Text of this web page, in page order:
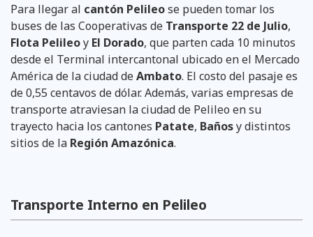
Para llegar al cantón Pelileose pueden tomar los
buses de las Cooperativas de Transporte 22 de Julio,
Flota Pelileoy El Dorado, que parten cada 10 minutos
desde el Terminal intercantonal ubicado en el Mercado
América de la ciudad deAmbato. El costo del pasaje es
de 0,55 centavos de dólar. Además, varias empresas de
transporte atraviesan la ciudad de Pelileo en su
trayecto hacia los cantones Patate, Bañosy distintos
sitios de la Región Amazónica.
Transporte Interno en Pelileo